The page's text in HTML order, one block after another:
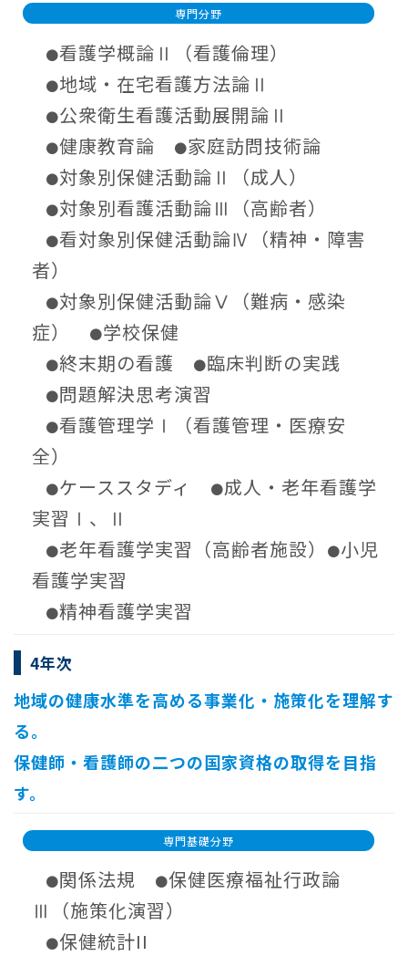
専門分野
●看護学概論Ⅱ（看護倫理）
●地域・在宅看護方法論Ⅱ
●公衆衛生看護活動展開論Ⅱ
●健康教育論 ●家庭訪問技術論
●対象別保健活動論Ⅱ（成人）
●対象別看護活動論Ⅲ（高齢者）
●看対象別保健活動論Ⅳ（精神・障害
者）
●対象別保健活動論Ⅴ（難病・感染
症）
●学校保健
●終末期の看護 ●臨床判断の実践
●問題解決思考演習
●看護管理学Ⅰ（看護管理・医療安
全）
●ケーススタディ ●成人・老年看護学
実習Ⅰ、Ⅱ
●老年看護学実習（高齢者施設） ●小児
看護学実習
●精神看護学実習
4年次
地域の健康水準を高める事業化・施策化を理解す
る。
保健師・看護師の二つの国家資格の取得を目指
す。
専門基礎分野
●関係法規 ●保健医療福祉行政論
Ⅲ（施策化演習）
●保健統計II